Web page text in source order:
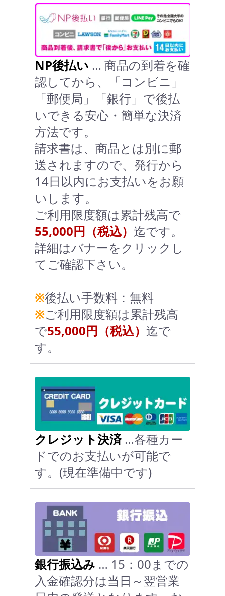
NP後払い … 商品の到着を確
認してから、「コンビニ」
「郵便局」「銀行」で後払
いできる安心・簡単な決済
方法です。
請求書は、商品とは別に郵
送されますので、発行から
14日以内にお支払いをお願
いします。
ご利用限度額は累計残高で
55,000円（税込） 迄です。
詳細はバナーをクリックし
てご確認下さい。
※後払い手数料：無料
※ご利用限度額は累計残高
で55,000円（税込） 迄で
す。
クレジット決済…各種カー
ドでのお支払いが可能で
す。(現在準備中です)
銀行振込み … 15：00までの
入金確認分は当日～翌営業